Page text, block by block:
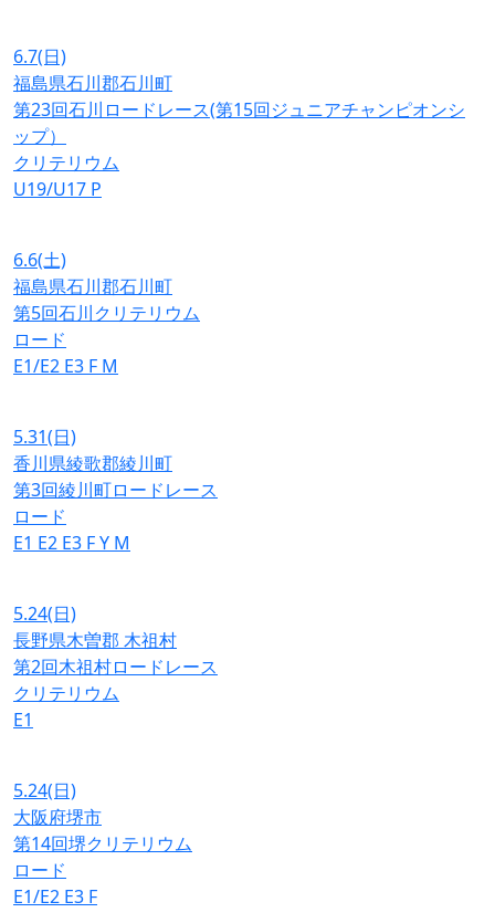
6.7(日)
福島県石川郡石川町
第23回石川ロードレース(第15回ジュニアチャンピオンシ
ップ）
クリテリウム
U19/U17 P
6.6(土)
福島県石川郡石川町
第5回石川クリテリウム
ロード
E1/E2 E3 F M
5.31(日)
香川県綾歌郡綾川町
第3回綾川町ロードレース
ロード
E1 E2 E3 FY M
5.24(日)
長野県木曽郡 木祖村
第2回木祖村ロードレース
クリテリウム
E1
5.24(日)
大阪府堺市
第14回堺クリテリウム
ロード
E1/E2 E3 F